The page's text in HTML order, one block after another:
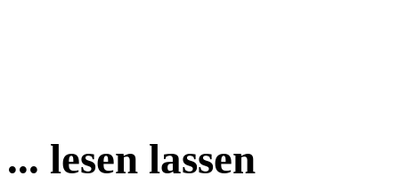
... lesen lassen